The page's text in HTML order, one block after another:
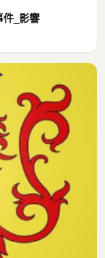
件_影響